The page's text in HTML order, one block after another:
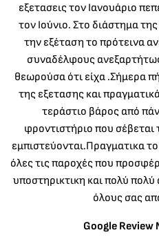
εξετασεις τον Ιανουάριο
τον Ιούνιο. Στο διάστημα
την εξέταση το πρότεινα
συναδέλφους
θεωρούσα ότι είχα .Σήμερα
της εξετασης και
τεράστιο βάρος από
φροντιστήριο που
εμπιστεύονται.Πραγματικα
όλες τις παροχές που
υποστηρικτικη και πολύ
όλους σας
Google Review